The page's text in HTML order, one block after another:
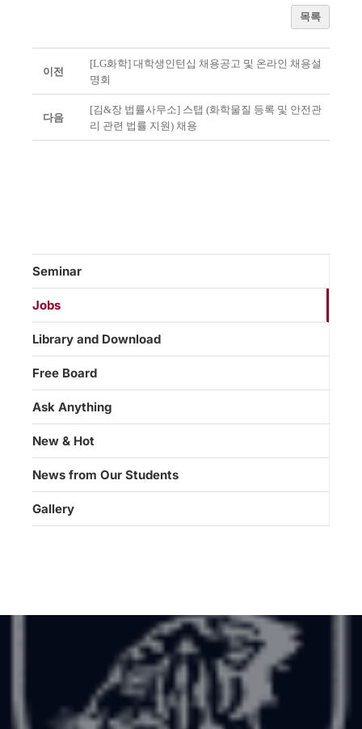
목록
이전
[LG화학] 대학생인턴십 채용공고 및 온라인 채용설
명회
다음
[김&장 법률사무소] 스탭 (화학물질 등록 및 안전관
리 관련 법률 지원) 채용
Seminar
Jobs
Library and Download
Free Board
Ask Anything
New & Hot
News from Our Students
Gallery